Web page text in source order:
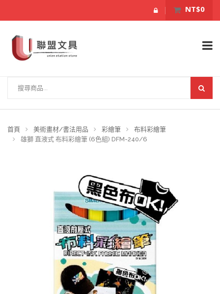
NT$0
首頁 美術畫材/書法用品 彩繪筆
布料彩繪筆
雄獅 直液式 布料彩繪筆 (6色組) DFM-240/6